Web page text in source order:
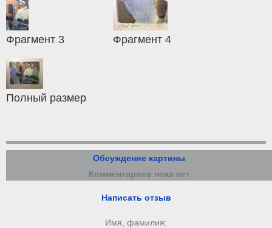
Фрагмент 3 Фрагмент 4
Полный размер
Обсуждение картины
Комментариев пока нет
Написать отзыв
Имя, фамилия: